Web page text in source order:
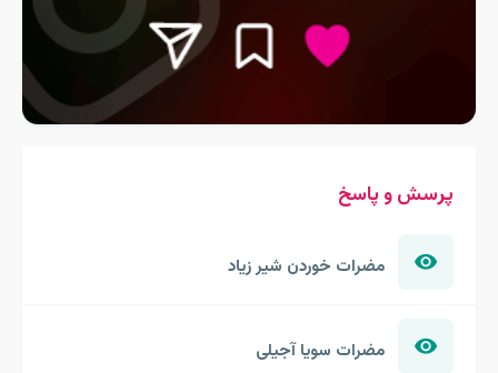
پرسش و پاسخ
مضرات خوردن شیر زیاد
مضرات سویا آجیلی